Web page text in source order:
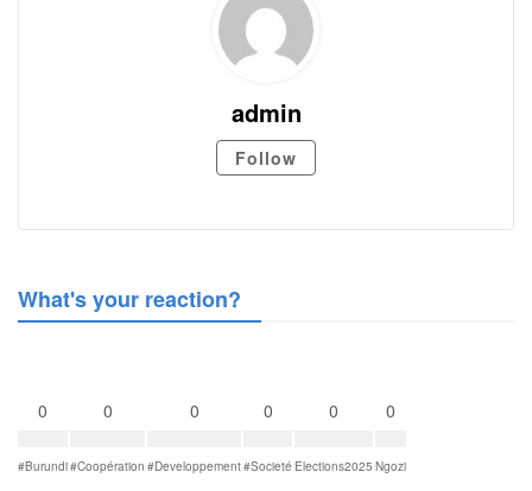
admin
Follow
What's your reaction?
0
#Burundi
0
#Coopération
0
#Developpement
0
#Societé
0
Elections2025
0
Ngozi